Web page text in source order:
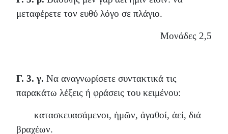
μεταφέρετε τον ευθύ λόγο σε πλάγιο.
Μονάδες 2,5
Γ. 3. γ. Να αναγνωρίσετε συντακτικά τις
παρακάτω λέξεις ή φράσεις του κειμένου:
κατασκευασάμενοι, ἡμῶν, ἀγαθοί, ἀεί, διά
βραχέων.